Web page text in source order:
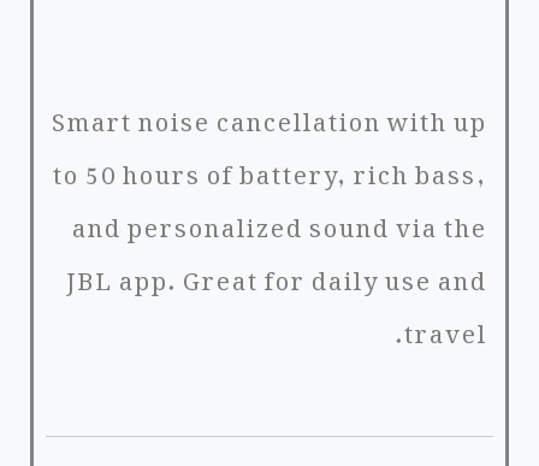
Smart noise cancellation with up
to 50 hours of battery, rich bass,
and personalized sound via the
JBL app. Great for daily use and
travel.